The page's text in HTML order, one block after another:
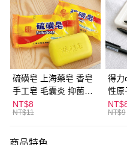
LINE Pay
Apple Pay
街口支付
悠遊付
ATM付款
硫磺皂 上海藥皂 香皂
手工皂 毛囊炎 抑菌除
蟎 清潔護膚 去油去痘
寵物皮膚病 狗狗貓咪
NT$8
NT$11
得力
性原
S304
NT$9
商品特色